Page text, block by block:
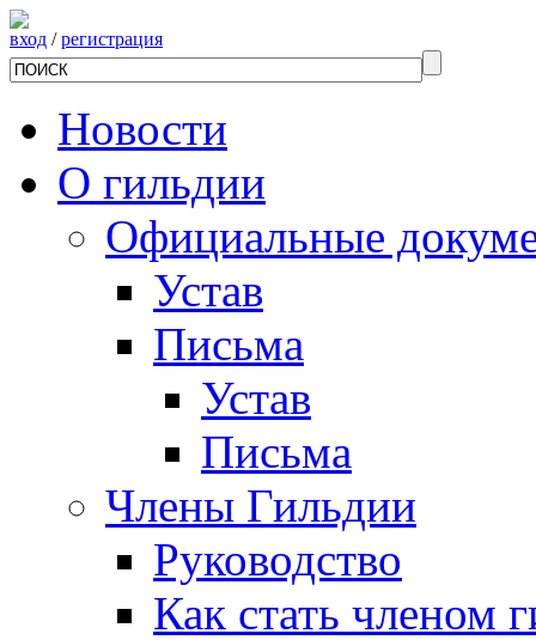
вход /регистрация
Новости
О гильдии
Официальные
Устав
Письма
Устав
Письма
Члены Гильдии
Руководство
Как стать членом